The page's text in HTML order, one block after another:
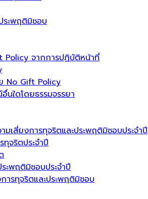
ระพฤติมิชอบ
Policy จากการปฏิบัติหน้าที่
No Gift Policy
นใดโดยธรรมจรรยา
มเสี่ยงการทุจริตและประพฤติมิชอบประจำปี
จริตประจำปี
ะพฤติมิชอบประจำปี
ารทุจริตและประพฤติมิชอบ